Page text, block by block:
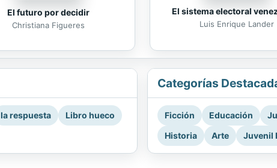
El futuro por decidir
Christiana Figueres
El sistema electoral
Luis Enrique Lander
la respuesta Libro hueco
Categorías
Ficción Educación
Historia
Arte Juvenil